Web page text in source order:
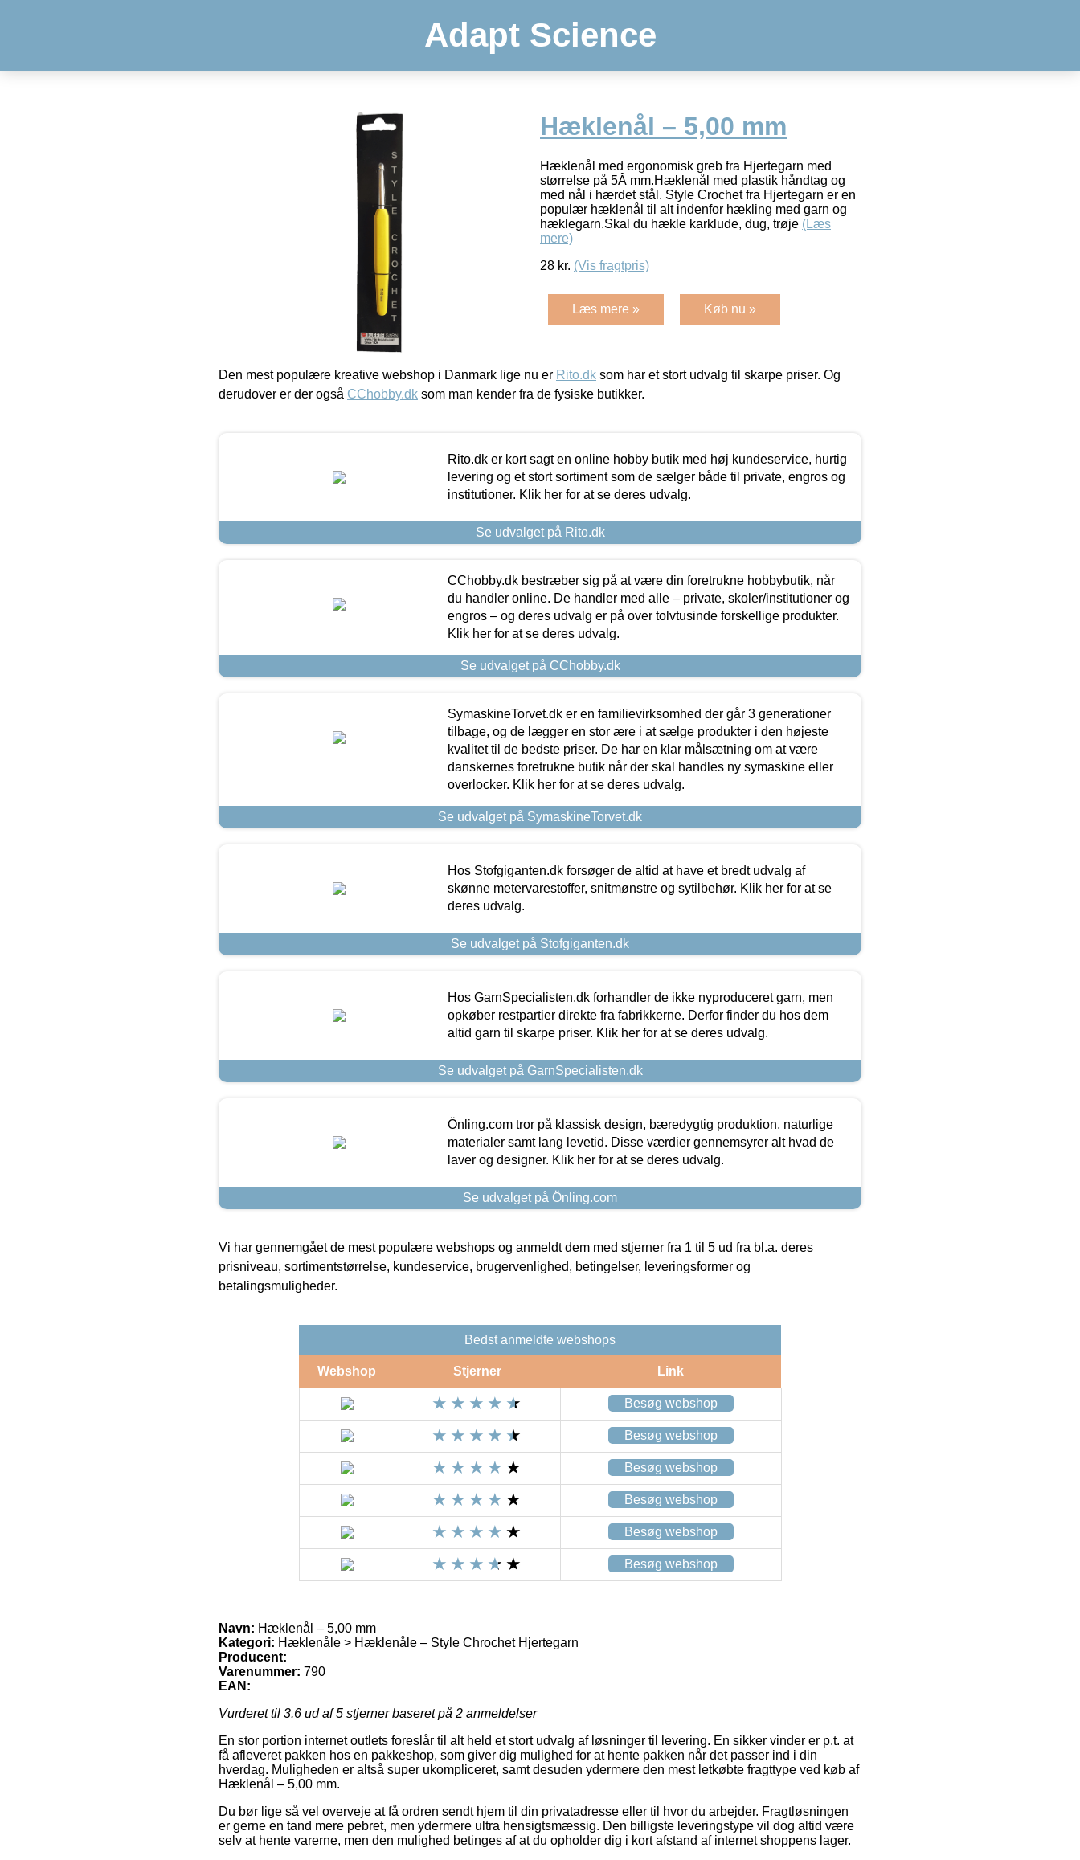
Adapt Science
Hæklenål – 5,00 mm
Hæklenål med ergonomisk greb fra Hjertegarn med
størrelse på 5Â mm.Hæklenål med plastik håndtag og
med nål i hærdet stål. Style Crochet fra Hjertegarn er en
populær hæklenål til alt indenfor hækling med garn og
hæklegarn.Skal du hækle karklude, dug, trøje (Læs
mere)
28 kr. (Vis fragtpris)
Læs mere » Køb nu »
Den mest populære kreative webshop i Danmark lige nu er Rito.dk som har et stort udvalg til skarpe priser. Og
derudover er der også CChobby.dk som man kender fra de fysiske butikker.
Rito.dk er kort sagt en online hobby butik med høj kundeservice, hurtig
levering og et stort sortiment som de sælger både til private, engros og
institutioner. Klik her for at se deres udvalg.
Se udvalget på Rito.dk
CChobby.dk bestræber sig på at være din foretrukne hobbybutik, når
du handler online. De handler med alle – private, skoler/institutioner og
engros – og deres udvalg er på over tolvtusinde forskellige produkter.
Klik her for at se deres udvalg.
Se udvalget på CChobby.dk
SymaskineTorvet.dk er en familievirksomhed der går 3 generationer
tilbage, og de lægger en stor ære i at sælge produkter i den højeste
kvalitet til de bedste priser. De har en klar målsætning om at være
danskernes foretrukne butik når der skal handles ny symaskine eller
overlocker. Klik her for at se deres udvalg.
Se udvalget på SymaskineTorvet.dk
Hos Stofgiganten.dk forsøger de altid at have et bredt udvalg af
skønne metervarestoffer, snitmønstre og sytilbehør. Klik her for at se
deres udvalg.
Se udvalget på Stofgiganten.dk
Hos GarnSpecialisten.dk forhandler de ikke nyproduceret garn, men
opkøber restpartier direkte fra fabrikkerne. Derfor finder du hos dem
altid garn til skarpe priser. Klik her for at se deres udvalg.
Se udvalget på GarnSpecialisten.dk
Önling.com tror på klassisk design, bæredygtig produktion, naturlige
materialer samt lang levetid. Disse værdier gennemsyrer alt hvad de
laver og designer. Klik her for at se deres udvalg.
Se udvalget på Önling.com
Vi har gennemgået de mest populære webshops og anmeldt dem med stjerner fra 1 til 5 ud fra bl.a. deres
prisniveau, sortimentstørrelse, kundeservice, brugervenlighed, betingelser, leveringsformer og
betalingsmuligheder.
Bedst anmeldte webshops
Webshop Stjerner Link
Besøg webshop
Besøg webshop
Besøg webshop
Besøg webshop
Besøg webshop
Besøg webshop
Navn: Hæklenål – 5,00 mm
Kategori: Hæklenåle > Hæklenåle – Style Chrochet Hjertegarn
Producent:
Varenummer: 790
EAN:
Vurderet til 3.6 ud af 5 stjerner baseret på 2 anmeldelser
En stor portion internet outlets foreslår til alt held et stort udvalg af løsninger til levering. En sikker vinder er p.t. at
få afleveret pakken hos en pakkeshop, som giver dig mulighed for at hente pakken når det passer ind i din
hverdag. Muligheden er altså super ukompliceret, samt desuden ydermere den mest letkøbte fragttype ved køb af
Hæklenål – 5,00 mm.
Du bør lige så vel overveje at få ordren sendt hjem til din privatadresse eller til hvor du arbejder. Fragtløsningen
er gerne en tand mere pebret, men ydermere ultra hensigtsmæssig. Den billigste leveringstype vil dog altid være
selv at hente varerne, men den mulighed betinges af at du opholder dig i kort afstand af internet shoppens lager.